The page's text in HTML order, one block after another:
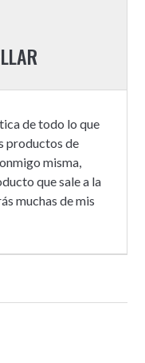
de todo lo que
productos de
misma,
que sale a la
muchas de mis